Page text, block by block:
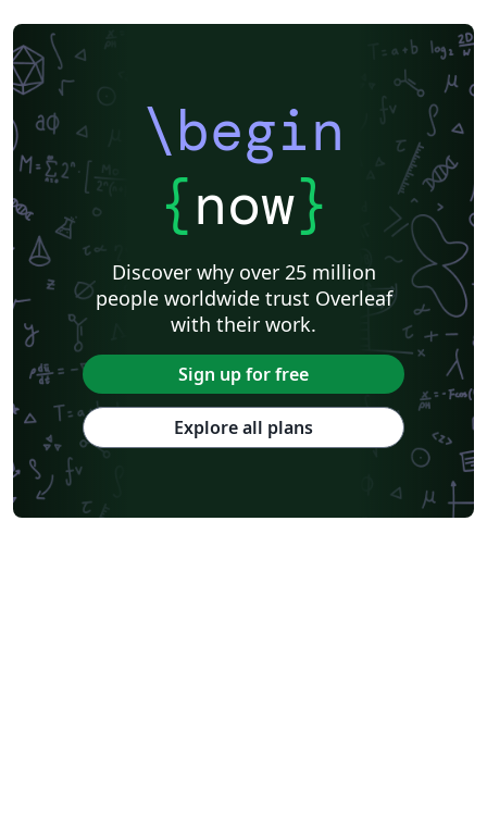
\begin
{now}
Discover why over 25 million
people worldwide trust Overleaf
with their work.
Sign up for free
Explore all plans